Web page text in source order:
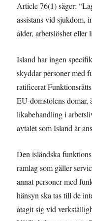
Article 76(1) säger:
assistans vid sjukdom,
ålder, arbetslöshet eller
Island har ingen
skyddar personer med
ratificerat
EU-domstolens
likabehandling i
avtalet som Island är
Den isländska
ramlag som gäller
annat personer med
hänsyn ska tas till de
åtagit sig vid